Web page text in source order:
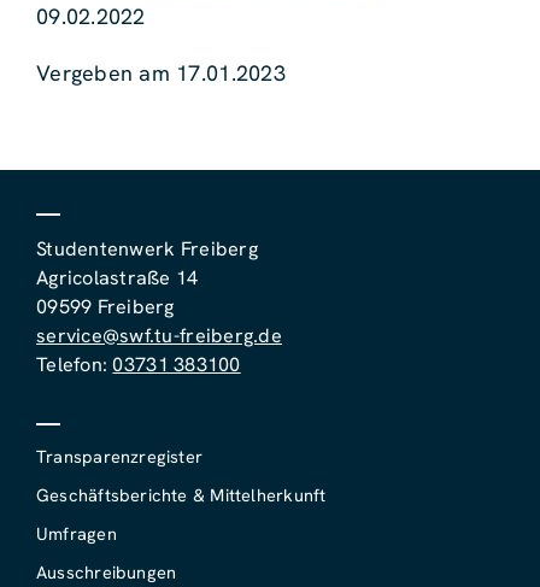
09.02.2022
Vergeben am 17.01.2023
Studentenwerk Freiberg
Agricolastraße 14
09599 Freiberg
service@swf.tu-freiberg.de
Telefon:03731 383100
Transparenzregister
Geschäftsberichte & Mittelherkunft
Umfragen
Ausschreibungen